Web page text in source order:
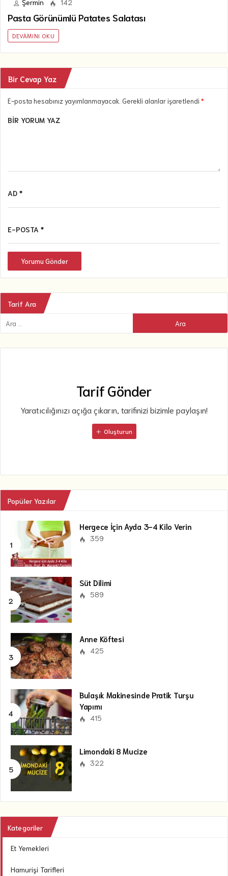
Şermin 142
Pasta Görünümlü Patates Salatası
DEVAMINI OKU
Bir Cevap Yaz
E-posta hesabınız yayımlanmayacak. Gerekli alanlar işaretlendi *
BIR YORUM YAZ
AD *
E-POSTA *
Yorumu Gönder
Tarif Ara
Tarif Gönder
Yaratıcılığınızı açığa çıkarın, tarifinizi bizimle paylaşın!
Oluşturun
Popüler Yazılar
Hergece İçin Ayda 3-4 Kilo Verin
359
Süt Dilimi
589
Anne Köftesi
425
Bulaşık Makinesinde Pratik Turşu
Yapımı
415
Limondaki 8 Mucize
322
Kategoriler
Et Yemekleri
Hamurişi Tarifleri